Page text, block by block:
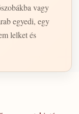
vagy
egyedi, egy
lelket és